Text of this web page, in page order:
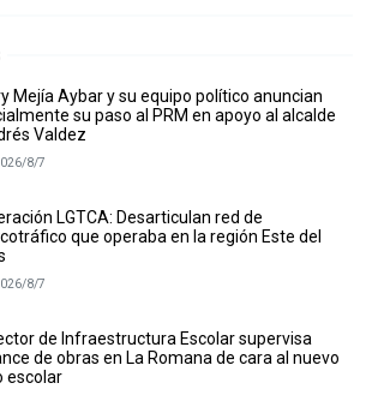
Mejía Aybar y su equipo político anuncian
su paso al PRM en apoyo al alcalde
Valdez
8/7
LGTCA: Desarticulan red de
que operaba en la región Este del
8/7
de Infraestructura Escolar supervisa
de obras en La Romana de cara al nuevo
escolar